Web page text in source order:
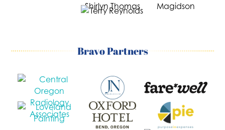
Bravo Partners